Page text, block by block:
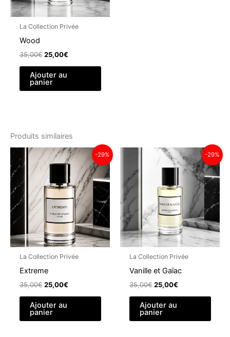
La Collection Privée
Wood
35,00€ Le
initial
était :
25,00€Le
Ajouter au
panier
Produits similaires
-29%
La Collection Privée
Extreme
35,00€ Le
initial
était :
25,00€Le
Ajouter au
panier
-29%
La Collection Privée
Vanille et Gaïac
35,00€ Le
initial
était :
25,00€Le
Ajouter au
panier